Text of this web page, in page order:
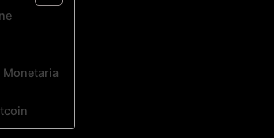
Monetaria